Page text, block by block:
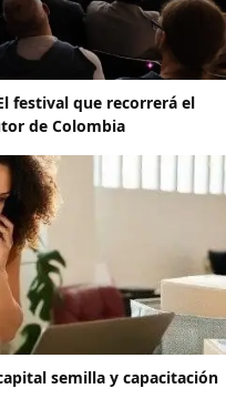
festival que recorrerá el
de Colombia
semilla y capacitación